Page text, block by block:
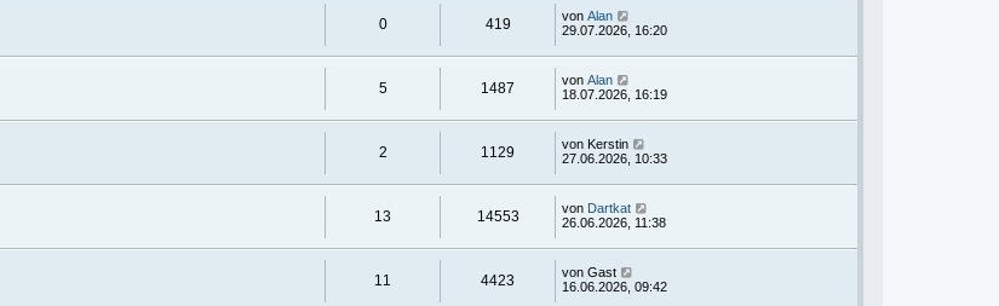
0 419 von Alan
29.07.2026, 16:20
5 1487 von Alan
18.07.2026, 16:19
2 1129 von Kerstin
27.06.2026, 10:33
13 14553 von Dartkat
26.06.2026, 11:38
11 4423 von Gast
16.06.2026, 09:42